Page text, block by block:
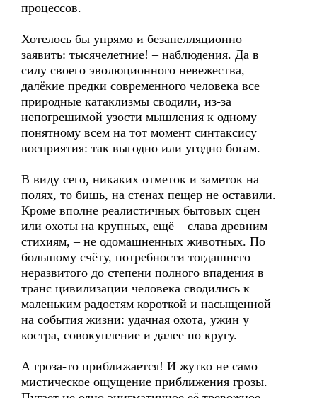
процессов.
Хотелось бы упрямо и безапелляционно
заявить: тысячелетние! – наблюдения. Да в
силу своего эволюционного невежества,
далёкие предки современного человека все
природные катаклизмы сводили, из-за
непогрешимой узости мышления к одному
понятному всем на тот момент синтаксису
восприятия: так выгодно или угодно богам.
В виду сего, никаких отметок и заметок на
полях, то бишь, на стенах пещер не оставили.
Кроме вполне реалистичных бытовых сцен
или охоты на крупных, ещё – слава древним
стихиям, – не одомашненных животных. По
большому счёту, потребности тогдашнего
неразвитого до степени полного впадения в
транс цивилизации человека сводились к
маленьким радостям короткой и насыщенной
на события жизни: удачная охота, ужин у
костра, совокупление и далее по кругу.
А гроза-то приближается! И жутко не само
мистическое ощущение приближения грозы.